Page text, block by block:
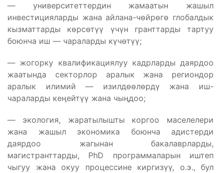
— университеттердин жамаатын жашыл
инвестицияларды жана айлана-чөйрөгө глобалдык
кызматтарды көрсөтүү үчүн гранттарды тартуу
боюнча иш — чараларды күчөтүү;
— жогорку квалификациялуу кадрларды даярдоо
жаатында секторлор аралык жана региондор
аралык илимий — изилдөөлөрдү жана иш-
чараларды кеңейтүү жана чыңдоо;
— экология, жаратылышты коргоо маселелери
жана жашыл экономика боюнча адистерди
даярдоо жагынан бакалаврларды,
магистранттарды, PhD программаларын иштеп
чыгуу жана окуу процессине киргизүү, о.э., бул